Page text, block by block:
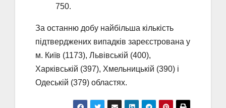
750.
За останню добу найбільша кількість
підтверджених випадків зареєстрована у
м. Київ (1173), Львівській (400),
Харківській (397), Хмельницькій (390) і
Одеській (379) областях.